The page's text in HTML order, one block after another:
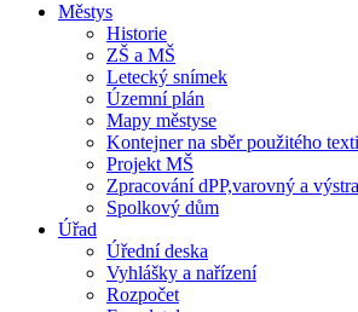
Městys
Historie
ZŠ a MŠ
Letecký snímek
Územní plán
Mapy městyse
Kontejner na sběr použitého
Projekt MŠ
Zpracování dPP,varovný a
Spolkový dům
Úřad
Úřední deska
Vyhlášky a nařízení
Rozpočet